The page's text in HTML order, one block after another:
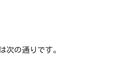
次の通りです。